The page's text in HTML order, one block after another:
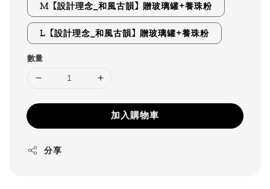
M【設計理念_和風古韻】贈玻璃罐+養珠粉
L【設計理念_和風古韻】贈玻璃罐+養珠粉
數量
加入購物車
分享